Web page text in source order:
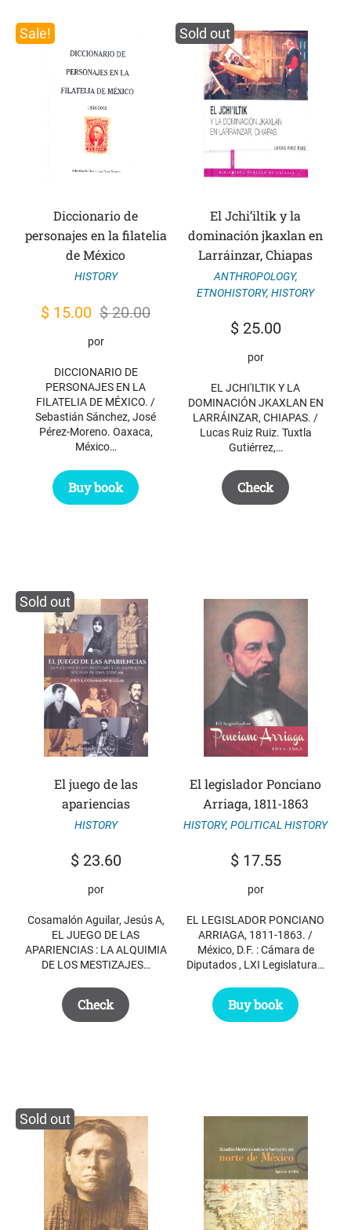
Sale!
Diccionario de
personajes en la filatelia
de México
HISTORY
$20.00
Original
price
$ 20.00.
$ 15.00 Current
price
$ 15.00.
por
DICCIONARIO DE
PERSONAJES EN LA
FILATELIA DE MÉXICO. /
Sebastián Sánchez, José
Pérez-Moreno. Oaxaca,
México…
Buy book
Sold out
El Jchi’iltik y la
dominación jkaxlan en
Larráinzar, Chiapas
ANTHROPOLOGY,
ETNOHISTORY, HISTORY
$25.00
por
EL JCHI'ILTIK Y LA
DOMINACIÓN JKAXLAN EN
LARRÁINZAR, CHIAPAS. /
Lucas Ruiz Ruiz. Tuxtla
Gutiérrez,…
Check
Sold out
El juego de las
apariencias
HISTORY
$23.60
por
Cosamalón Aguilar, Jesús A,
EL JUEGO DE LAS
APARIENCIAS : LA ALQUIMIA
DE LOS MESTIZAJES…
Check
El legislador Ponciano
Arriaga, 1811-1863
HISTORY, POLITICAL HISTORY
$17.55
por
EL LEGISLADOR PONCIANO
ARRIAGA, 1811-1863. /
México, D.F. : Cámara de
Diputados , LXI Legislatura…
Buy book
Sold out